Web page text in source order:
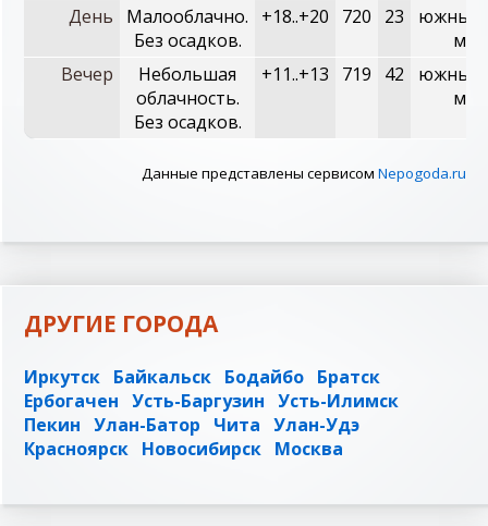
День
Малооблачно.
Без осадков.
+18..+20 720 23
южный,
м/с
Вечер
Небольшая
облачность.
Без осадков.
+11..+13 719 42
южный,
м/с
Данные представлены сервисом Nepogoda.ru
ДРУГИЕ ГОРОДА
Иркутск Байкальск Бодайбо Братск
Ербогачен Усть-Баргузин Усть-Илимск
Пекин Улан-Батор Чита Улан-Удэ
Красноярск Новосибирск Москва